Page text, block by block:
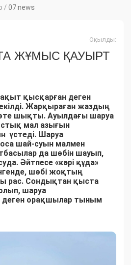
/ 07 news
Оқылды:
ЖҰМЫС ҚАУЫРТ
қысқарған деген
Жарқыраған жаздың
шықты. Ауылдағы шаруа
мал азығын
үстеді. Шаруа
шай-суын малмен
да шөбін шауып,
Әйтпесе «кәрі құда»
шөбі жоқтың
рас. Сондықтан қыста
шаруа
орақшылар тыным